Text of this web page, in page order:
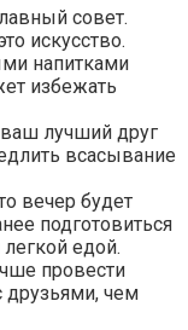
совет.
искусство.
напитками
избежать
лучший друг
всасывание
вечер будет
подготовиться
едой.
провести
друзьями, чем